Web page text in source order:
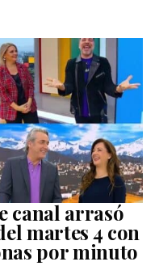
canal arrasó
martes 4 con
por minuto